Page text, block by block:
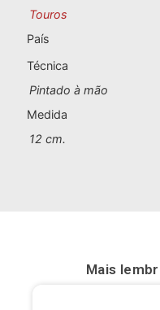
Albacete
Almeria
Bilbau
Touros
País
Técnica
Pintado à mão
Medida
12 cm.
Mais